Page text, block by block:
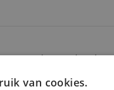
houten
van cookies.